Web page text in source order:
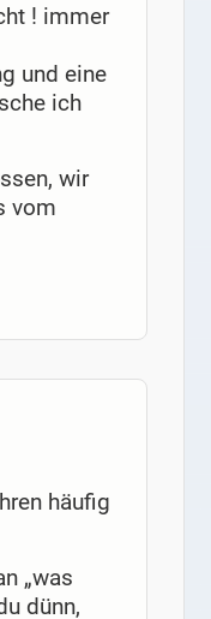
! immer
und eine
ich
wir
vom
häufig
„was
dünn,